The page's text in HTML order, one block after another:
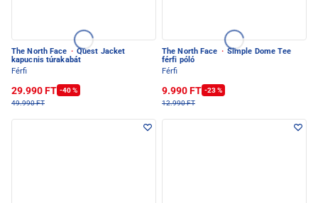
The North Face · Quest Jacket
kapucnis túrakabát
Férfi
29.990 FT -40 %
49.990 FT
The North Face · Simple Dome Tee
férfi póló
Férfi
9.990 FT -23 %
12.990 FT